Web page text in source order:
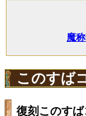
魔
このすば
復刻このす